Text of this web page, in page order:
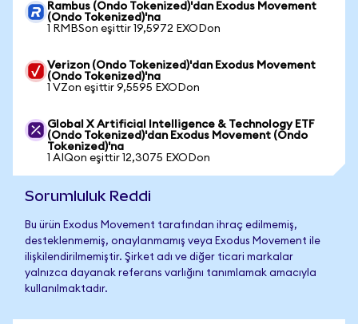
Rambus (Ondo Tokenized)'dan Exodus Movement
(Ondo Tokenized)'na
1 RMBSon eşittir 19,5972 EXODon
Verizon (Ondo Tokenized)'dan Exodus Movement
(Ondo Tokenized)'na
1 VZon eşittir 9,5595 EXODon
Global X Artificial Intelligence & Technology ETF
(Ondo Tokenized)'dan Exodus Movement (Ondo
Tokenized)'na
1 AIQon eşittir 12,3075 EXODon
Sorumluluk Reddi
Bu ürün Exodus Movement tarafından ihraç edilmemiş,
desteklenmemiş, onaylanmamış veya Exodus Movement ile
ilişkilendirilmemiştir. Şirket adı ve diğer ticari markalar
yalnızca dayanak referans varlığını tanımlamak amacıyla
kullanılmaktadır.